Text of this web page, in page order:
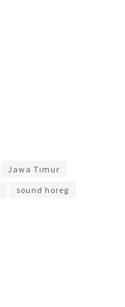
Jawa Timur
sound horeg